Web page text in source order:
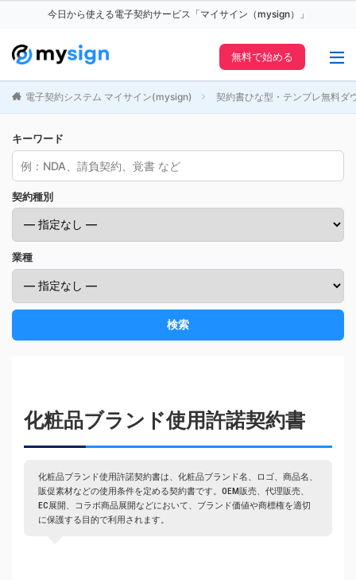
今日から使える電子契約サービス「マイサイン（mysign）」
無料で始める
電子契約システム マイサイン(mysign) 契約書ひな型・テンプレ無料ダ
キーワード
契約種別
業種
検索
化粧品ブランド使用許諾契約書
化粧品ブランド使用許諾契約書は、化粧品ブランド名、ロゴ、商品名、
販促素材などの使用条件を定める契約書です。OEM販売、代理販売、
EC展開、コラボ商品展開などにおいて、ブランド価値や商標権を適切
に保護する目的で利用されます。